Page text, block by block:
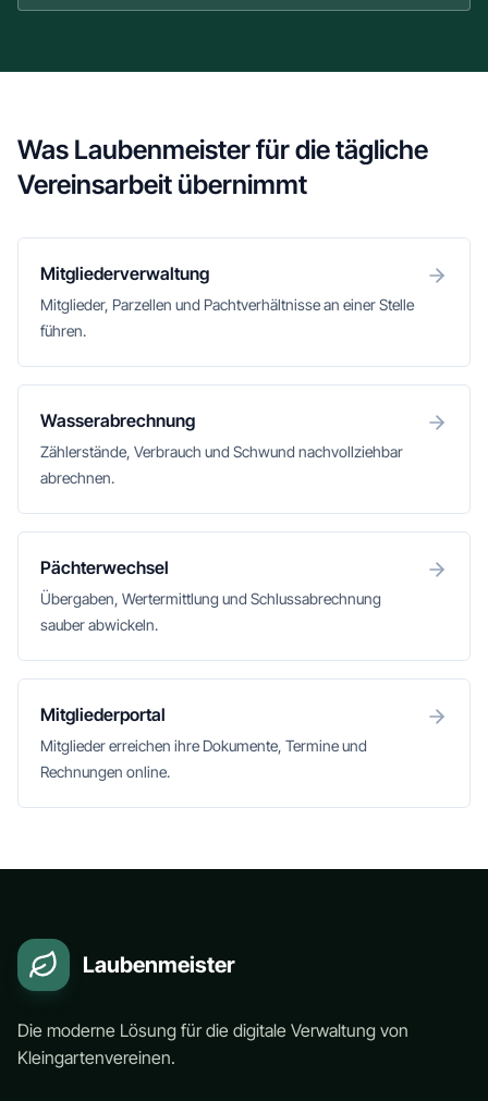
Was Laubenmeister für die tägliche
Vereinsarbeit übernimmt
Mitgliederverwaltung
Mitglieder, Parzellen und Pachtverhältnisse an einer Stelle
führen.
Wasserabrechnung
Zählerstände, Verbrauch und Schwund nachvollziehbar
abrechnen.
Pächterwechsel
Übergaben, Wertermittlung und Schlussabrechnung
sauber abwickeln.
Mitgliederportal
Mitglieder erreichen ihre Dokumente, Termine und
Rechnungen online.
Laubenmeister
Die moderne Lösung für die digitale Verwaltung von
Kleingartenvereinen.